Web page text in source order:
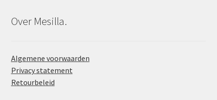
Over Mesilla.
Algemene voorwaarden
Privacy statement
Retourbeleid